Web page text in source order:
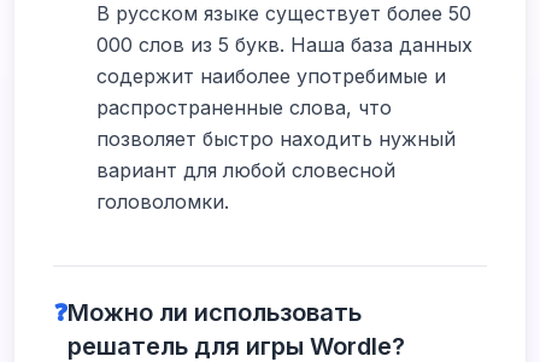
В русском языке существует более 50
000 слов из 5 букв. Наша база данных
содержит наиболее употребимые и
распространенные слова, что
позволяет быстро находить нужный
вариант для любой словесной
головоломки.
❓Можно ли использовать
решатель для игры Wordle?